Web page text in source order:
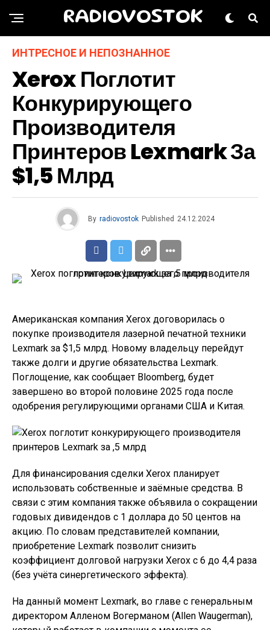
RADIOVOSTOK
ИНТРЕСНОЕ И НЕПОЗНАННОЕ
Xerox Поглотит
Конкурирующего
Производителя
Принтеров Lexmark За
$1,5 Млрд
By radiovostok Published 24.12.2024
Американская компания Xerox договорилась о
покупке производителя лазерной печатной техники
Lexmark за $1,5 млрд. Новому владельцу перейдут
также долги и другие обязательства Lexmark.
Поглощение, как сообщает Bloomberg, будет
завершено во второй половине 2025 года после
одобрения регулирующими органами США и Китая.
Для финансирования сделки Xerox планирует
использовать собственные и заёмные средства. В
связи с этим компания также объявила о сокращении
годовых дивидендов с 1 доллара до 50 центов на
акцию. По словам представителей компании,
приобретение Lexmark позволит снизить
коэффициент долговой нагрузки Xerox с 6 до 4,4 раза
(без учёта синергетического эффекта).
На данный момент Lexmark, во главе с генеральным
директором Алленом Вогерманом (Allen Waugerman),